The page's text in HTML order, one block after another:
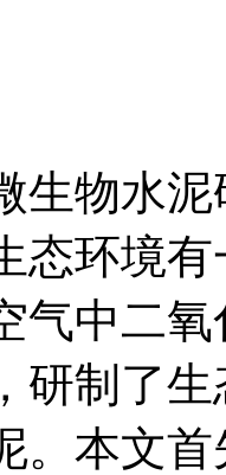
生物水
态环境
气中二
研制了
。本文